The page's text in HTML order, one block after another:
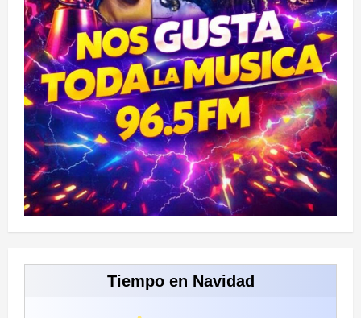
Tiempo en Navidad